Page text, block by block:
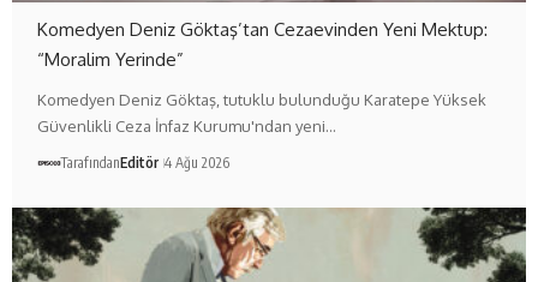
Komedyen Deniz Göktaş’tan Cezaevinden Yeni Mektup:
“Moralim Yerinde”
Komedyen Deniz Göktaş, tutuklu bulunduğu Karatepe Yüksek
Güvenlikli Ceza İnfaz Kurumu'ndan yeni…
TarafındanEditör 4 Ağu 2026